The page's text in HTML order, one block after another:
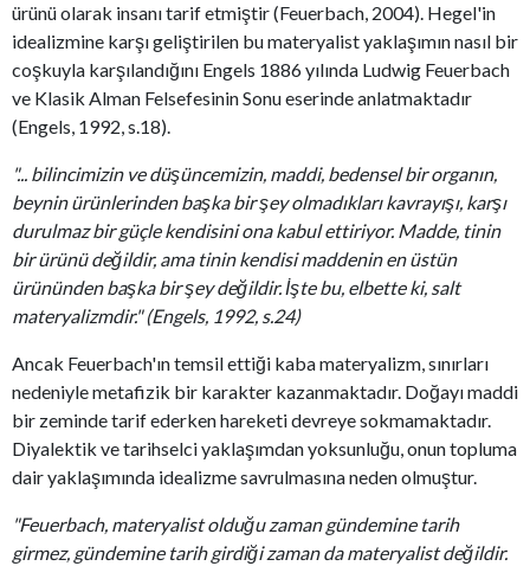
ürünü olarak insanı tarif etmiştir (Feuerbach, 2004). Hegel'in
idealizmine karşı geliştirilen bu materyalist yaklaşımın nasıl bir
coşkuyla karşılandığını Engels 1886 yılında Ludwig Feuerbach
ve Klasik Alman Felsefesinin Sonu eserinde anlatmaktadır
(Engels, 1992, s.18).
"... bilincimizin ve düşüncemizin, maddi, bedensel bir organın,
beynin ürünlerinden başka bir şey olmadıkları kavrayışı, karşı
durulmaz bir güçle kendisini ona kabul ettiriyor. Madde, tinin
bir ürünü değildir, ama tinin kendisi maddenin en üstün
ürününden başka bir şey değildir. İşte bu, elbette ki, salt
materyalizmdir." (Engels, 1992, s.24)
Ancak Feuerbach'ın temsil ettiği kaba materyalizm, sınırları
nedeniyle metafizik bir karakter kazanmaktadır. Doğayı maddi
bir zeminde tarif ederken hareketi devreye sokmamaktadır.
Diyalektik ve tarihselci yaklaşımdan yoksunluğu, onun topluma
dair yaklaşımında idealizme savrulmasına neden olmuştur.
"Feuerbach, materyalist olduğu zaman gündemine tarih
girmez, gündemine tarih girdiği zaman da materyalist değildir.